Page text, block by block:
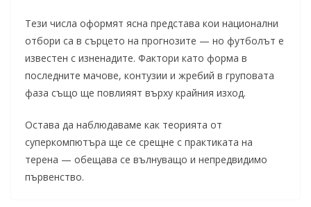
Тези числа оформят ясна представа кои национални
отбори са в сърцето на прогнозите — но футболът е
известен с изненадите. Фактори като форма в
последните мачове, контузии и жребий в груповата
фаза също ще повлияят върху крайния изход.
Остава да наблюдаваме как теорията от
суперкомпютъра ще се срещне с практиката на
терена — обещава се вълнуващо и непредвидимо
първенство.